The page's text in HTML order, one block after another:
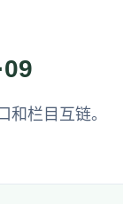
和栏目互链。